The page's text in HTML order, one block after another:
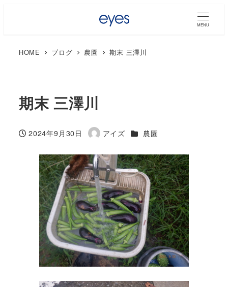
MENU
HOME ブログ 農園 期末 三澤川
期末 三澤川
投稿日
2024年9月30日
著
アイズ カテゴリー
農園